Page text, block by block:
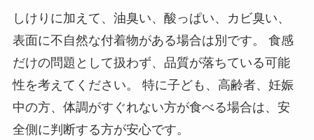
しけりに加えて、油臭い、酸っぱい、カビ臭い、
表面に不自然な付着物がある場合は別です。 食感
だけの問題として扱わず、品質が落ちている可能
性を考えてください。 特に子ども、高齢者、妊娠
中の方、体調がすぐれない方が食べる場合は、安
全側に判断する方が安心です。